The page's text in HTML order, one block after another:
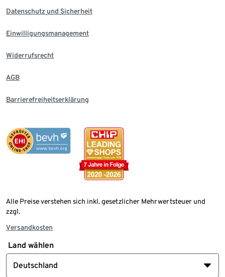
Datenschutz und Sicherheit
Einwilligungsmanagement
Widerrufsrecht
AGB
Barrierefreiheitserklärung
Alle Preise verstehen sich inkl. gesetzlicher Mehrwertsteuer und
zzgl.
Versandkosten
Land wählen
Deutschland